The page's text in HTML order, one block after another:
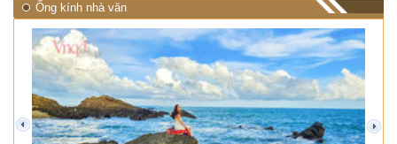
Ống kính nhà văn
prev next